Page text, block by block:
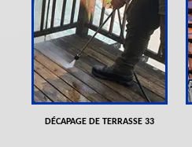
DÉCAPAGE DE TERRASSE 33